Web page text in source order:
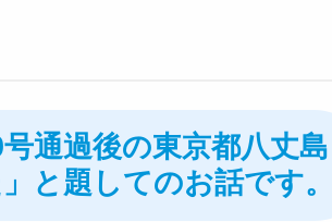
通過後の東京都八丈島
と題してのお話です。